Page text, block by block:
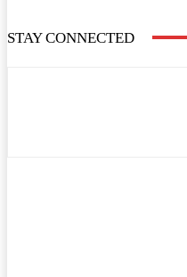
STAY CONNECTED